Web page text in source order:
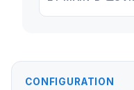
CONFIGURATION